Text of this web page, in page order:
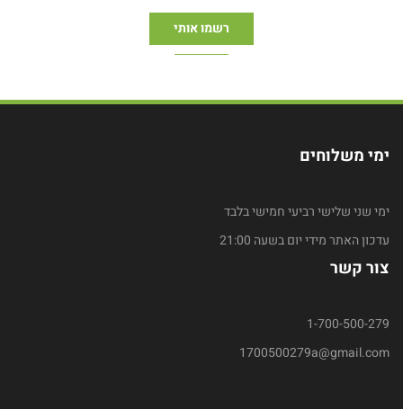
ימי משלוחים
ימי שני שלישי רביעי חמישי בלבד
עדכון האתר מידי יום בשעה 21:00
צור קשר
1-700-500-279
1700500279a@gmail.com